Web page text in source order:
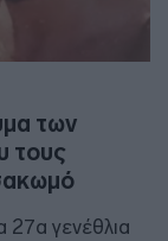
των
τους
27α γενέθλια